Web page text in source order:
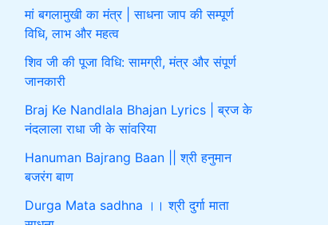
मां बगलामुखी का मंत्र | साधना जाप की सम्पूर्ण
विधि, लाभ और महत्व
शिव जी की पूजा विधि: सामग्री, मंत्र और संपूर्ण
जानकारी
Braj Ke Nandlala Bhajan Lyrics | ब्रज के
नंदलाला राधा जी के सांवरिया
Hanuman Bajrang Baan || श्री हनुमान
बजरंग बाण
Durga Mata sadhna ।। श्री दुर्गा माता